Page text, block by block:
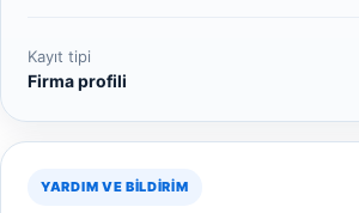
Kayıt tipi
Firma profili
YARDIM VE BILDIRIM